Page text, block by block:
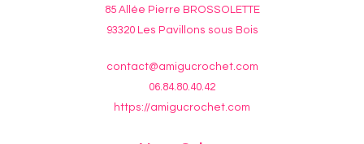
85 Allée Pierre BROSSOLETTE
93320 Les Pavillons sous Bois
contact@amigucrochet.com
06.84.80.40.42
https://amigucrochet.com